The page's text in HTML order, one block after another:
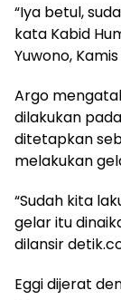
“Iya betul,
kata Kabid
Yuwono,
Argo
dilakukan
ditetapkan
melakukan
“Sudah kita
gelar itu
dilansir
Eggi dijerat